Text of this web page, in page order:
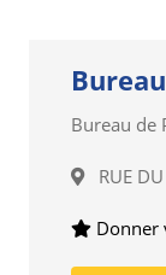
Bureau de
RUE DU
Donner